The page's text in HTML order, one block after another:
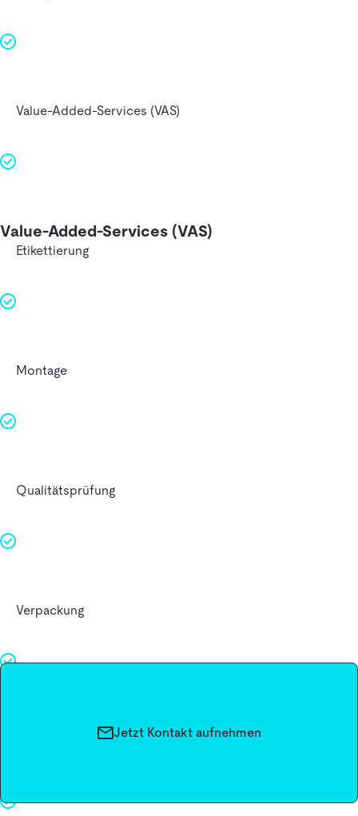
Value-Added-Services (VAS)
Value-Added-Services (VAS)
Etikettierung
Montage
Qualitätsprüfung
Verpackung
AutomatisierungsgradJetzt Kontakt aufnehmen